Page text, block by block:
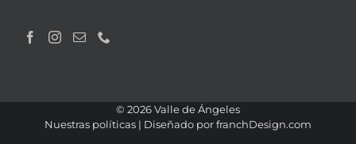
© 2026 Valle de Ángeles
Nuestras políticas | Diseñado porfranchDesign.com